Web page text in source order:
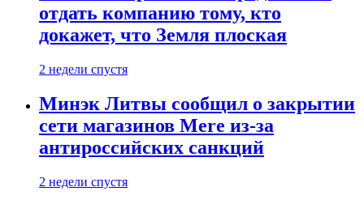
отдать компанию тому, кто
докажет, что Земля плоская
2 недели спустя
Минэк Литвы сообщил о закрытии
сети магазинов Mere из-за
антироссийских санкций
2 недели спустя